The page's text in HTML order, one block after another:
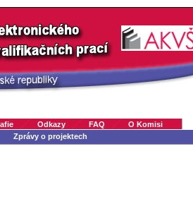
Zprávy o projektech
Odkazy FAQ O Komisi